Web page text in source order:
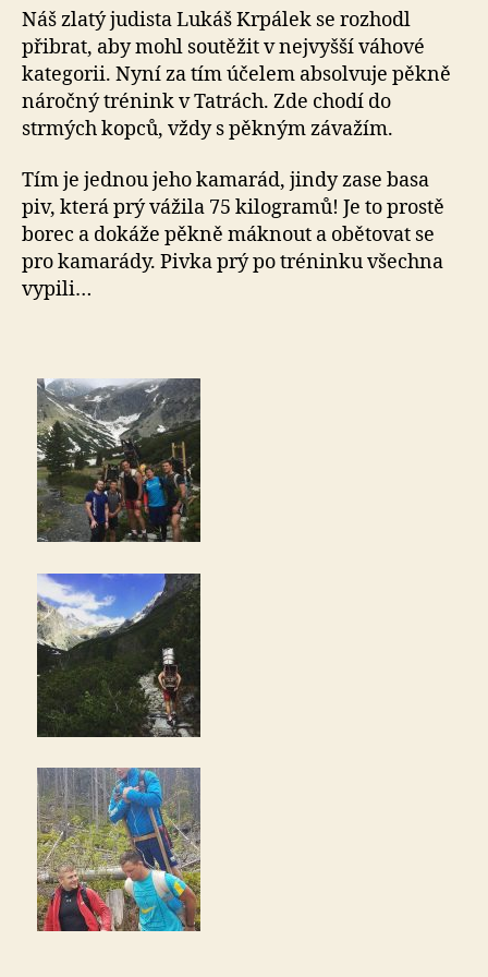
Náš zlatý judista Lukáš Krpálek se rozhodl
přibrat, aby mohl soutěžit v nejvyšší váhové
kategorii. Nyní za tím účelem absolvuje pěkně
náročný trénink v Tatrách. Zde chodí do
strmých kopců, vždy s pěkným závažím.
Tím je jednou jeho kamarád, jindy zase basa
piv, která prý vážila 75 kilogramů! Je to prostě
borec a dokáže pěkně máknout a obětovat se
pro kamarády. Pivka prý po tréninku všechna
vypili…